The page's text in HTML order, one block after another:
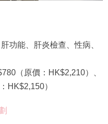
功能、肝炎檢查、性病、
（原價：HK$2,210）、
HK$2,150）